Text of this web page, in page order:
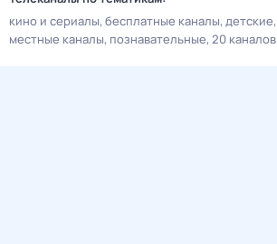
кино и сериалы бесплатные каналы детские
местные каналы познавательные 20 каналов